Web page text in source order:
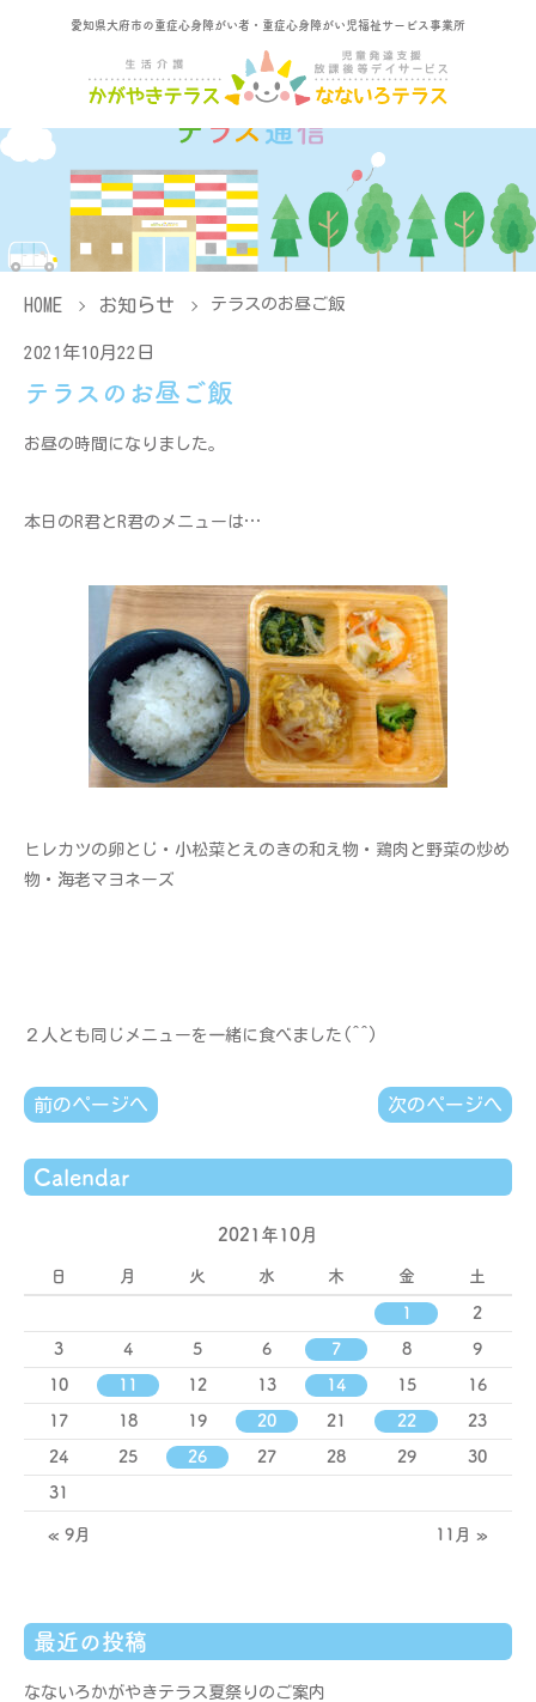
愛知県大府市の重症心身障がい者・重症心身障がい児福祉サービス事業所
HOME お知らせ テラスのお昼ご飯
2021年10月22日
テラスのお昼ご飯
お昼の時間になりました。
本日のR君とR君のメニューは…
ヒレカツの卵とじ・小松菜とえのきの和え物・鶏肉と野菜の炒め
物・海老マヨネーズ
２人とも同じメニューを一緒に食べました(^^)
前のページへ 次のページへ
Calendar
2021年10月
日 月 火 水 木 金 土
1 2
3 4 5 6 7 8 9
10 11 12 13 14 15 16
17 18 19 20 21 22 23
24 25 26 27 28 29 30
31
« 9月 11月 »
最近の投稿
なないろかがやきテラス夏祭りのご案内